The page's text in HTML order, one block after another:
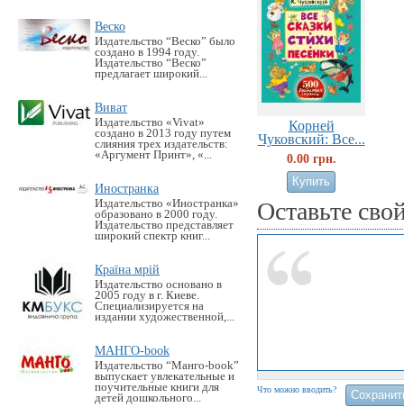
Веско
Издательство “Веско” было
создано в 1994 году.
Издательство “Веско”
предлагает широкий...
Виват
Издательство «Vivat»
создано в 2013 году путем
слияния трех издательств:
«Аргумент Принт», «...
Иностранка
Издательство «Иностранка»
образовано в 2000 году.
Издательство представляет
широкий спектр книг...
Країна мрій
Издательство основано в
2005 году в г. Киеве.
Специализируется на
издании художественной,...
МАНГО-book
Издательство “Манго-book”
выпускает увлекательные и
поучительные книги для
детей дошкольного...
Корней
Чуковский: Все...
0.00 грн.
Оставьте
Что можно вводить?